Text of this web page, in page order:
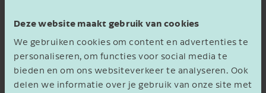
Deze website maakt gebruik van cookies
We gebruiken cookies om content en advertenties te
personaliseren, om functies voor social media te
bieden en om ons websiteverkeer te analyseren. Ook
delen we informatie over je gebruik van onze site met